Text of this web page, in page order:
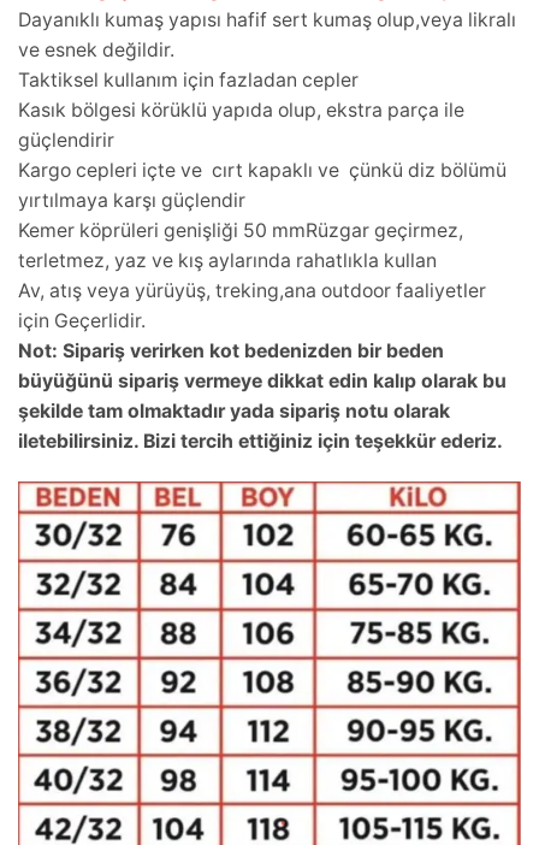
Dayanıklı kumaş yapısı hafif sert kumaş olup,veya likralı
ve esnek değildir.
Taktiksel kullanım için fazladan cepler
Kasık bölgesi körüklü yapıda olup, ekstra parça ile
güçlendirir
Kargo cepleri içte ve cırt kapaklı ve çünkü diz bölümü
yırtılmaya karşı güçlendir
Kemer köprüleri genişliği 50 mmRüzgar geçirmez,
terletmez, yaz ve kış aylarında rahatlıkla kullan
Av, atış veya yürüyüş, treking,ana outdoor faaliyetler
için Geçerlidir.
Not: Sipariş verirken kot bedenizden bir beden
büyüğünü sipariş vermeye dikkat edin kalıp olarak bu
şekilde tam olmaktadır yada sipariş notu olarak
iletebilirsiniz. Bizi tercih ettiğiniz için teşekkür ederiz.